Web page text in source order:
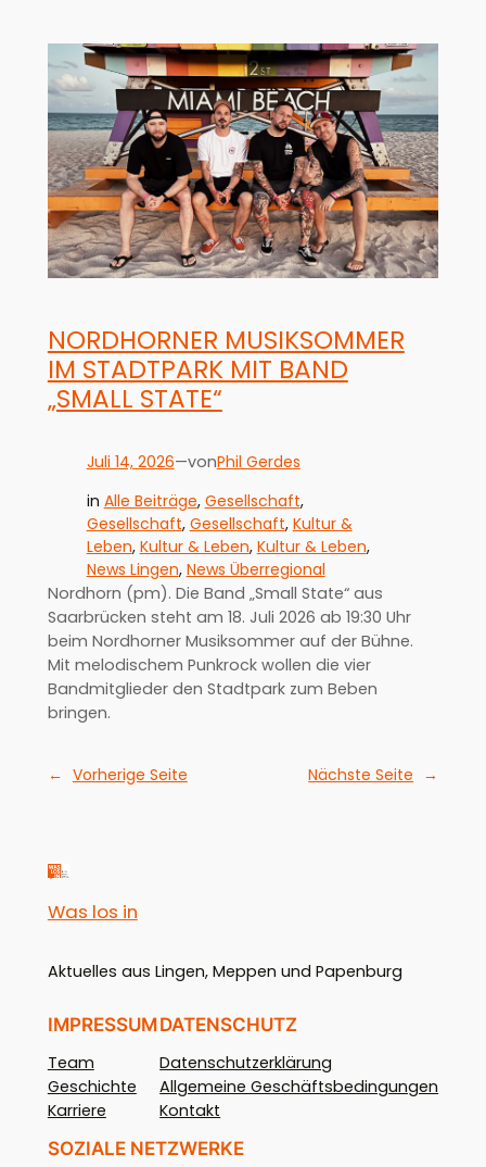
NORDHORNER MUSIKSOMMER
IM STADTPARK MIT BAND
„SMALL STATE“
Juli 14, 2026—vonPhil Gerdes
in Alle Beiträge, Gesellschaft,
Gesellschaft, Gesellschaft, Kultur &
Leben, Kultur & Leben, Kultur & Leben,
News Lingen, News Überregional
Nordhorn (pm). Die Band „Small State“ aus
Saarbrücken steht am 18. Juli 2026 ab 19:30 Uhr
beim Nordhorner Musiksommer auf der Bühne.
Mit melodischem Punkrock wollen die vier
Bandmitglieder den Stadtpark zum Beben
bringen.
← Vorherige Seite Nächste Seite →
Was los in
Aktuelles aus Lingen, Meppen und Papenburg
IMPRESSUM
Team
Geschichte
Karriere
DATENSCHUTZ
Datenschutzerklärung
Allgemeine Geschäftsbedingungen
Kontakt
SOZIALE NETZWERKE